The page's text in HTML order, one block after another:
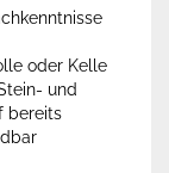
oder Kelle
und
bereits